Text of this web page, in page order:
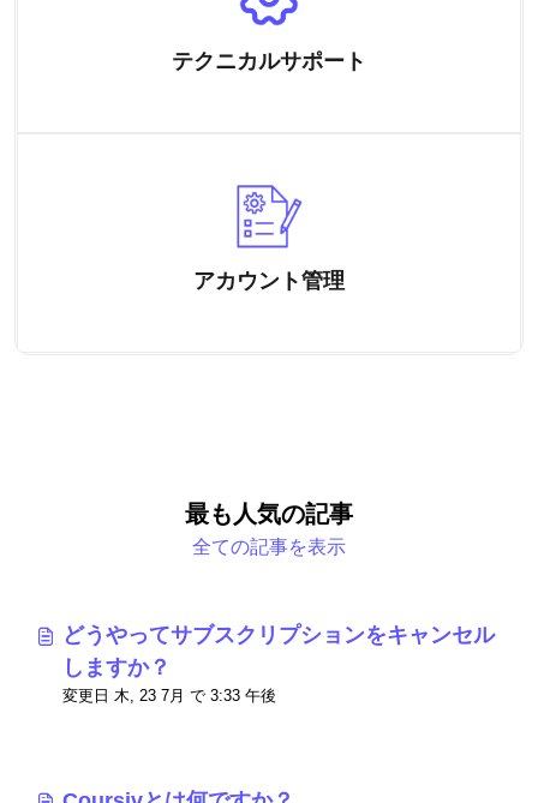
テクニカルサポート
アカウント管理
最も人気の記事
全ての記事を表示
どうやってサブスクリプションをキャンセル
しますか？
変更日 木, 23 7月 で 3:33 午後